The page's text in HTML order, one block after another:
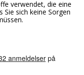
verwendet, die eine
sich keine Sorgen